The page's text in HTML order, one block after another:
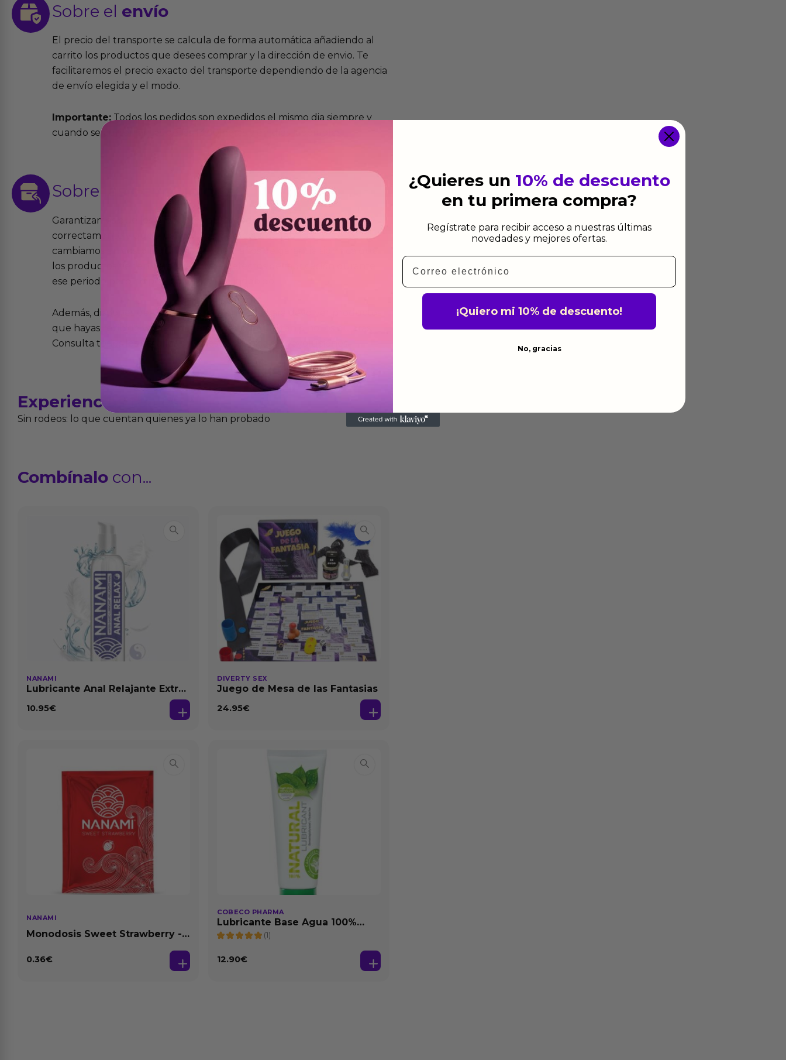
Sobre el envío
El precio del transporte se calcula de forma automática añadiendo al
carrito los productos que desees comprar y la dirección de envio. Te
facilitaremos el precio exacto del transporte dependiendo de la agencia
de envío elegida y el modo.
Importante:Todos los pedidos son expedidos el mismo dia siempre y
cuando se cursen antes de las 13:00 horas y en días laborables.
Sobre las devoluciones
Garantizamos que los productos que vendemos funcionan
correctamente y que si tienen algún defecto de fabricación te lo
cambiamos sin costo alguno. La ley de 2 años de garantía significa que
los productos tienen garantía contra defectos de fabricación durante
ese periodo pero no por mal uso o uso indebido.
Además, dispones de 15 días desde la entrega para devolver productos
que hayas recibido y que simplemente no te gusten o no los quieras.
Consulta todos los detalles en nuestra política de devoluciones.
Experiencias
Sin rodeos: lo que cuentan quienes ya lo han probado
Combínalo con...
NANAMI
Lubricante Anal Relajante Extra
10.95€
DIVERTY SEX
Juego de Mesa de las Fantasias
24.95€
NANAMI
Monodosis Sweet Strawberry -
0.36€
COBECO PHARMA
Lubricante Base Agua 100%
Natural 125 ml
(1)
12.90€
¿Quieres un 10% de descuento
en tu primera compra?
Regístrate para recibir acceso a nuestras últimas
novedades y mejores ofertas.
Email
¡Quiero mi 10% de descuento!
No, gracias